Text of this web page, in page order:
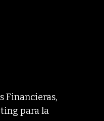
Financieras,
para la